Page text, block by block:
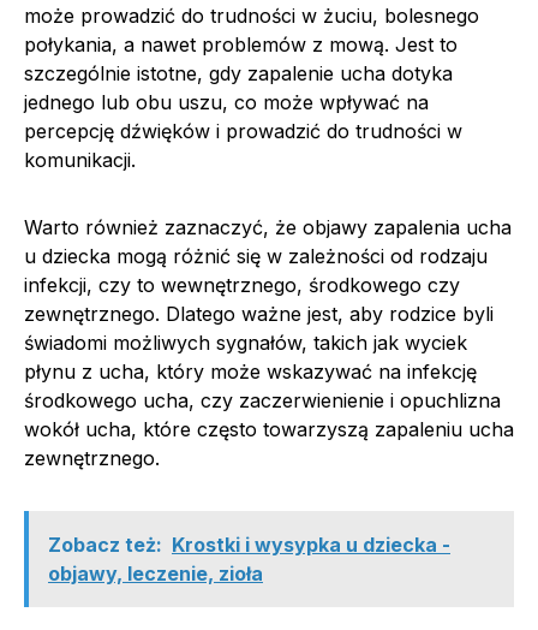
może prowadzić do trudności w żuciu, bolesnego
połykania, a nawet problemów z mową. Jest to
szczególnie istotne, gdy zapalenie ucha dotyka
jednego lub obu uszu, co może wpływać na
percepcję dźwięków i prowadzić do trudności w
komunikacji.
Warto również zaznaczyć, że objawy zapalenia ucha
u dziecka mogą różnić się w zależności od rodzaju
infekcji, czy to wewnętrznego, środkowego czy
zewnętrznego. Dlatego ważne jest, aby rodzice byli
świadomi możliwych sygnałów, takich jak wyciek
płynu z ucha, który może wskazywać na infekcję
środkowego ucha, czy zaczerwienienie i opuchlizna
wokół ucha, które często towarzyszą zapaleniu ucha
zewnętrznego.
Zobacz też: Krostki i wysypka u dziecka -
objawy, leczenie, zioła